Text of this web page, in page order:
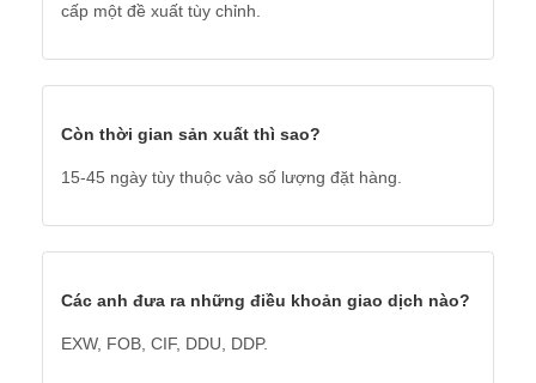
cấp một đề xuất tùy chỉnh.
Còn thời gian sản xuất thì sao?
15-45 ngày tùy thuộc vào số lượng đặt hàng.
Các anh đưa ra những điều khoản giao dịch nào?
EXW, FOB, CIF, DDU, DDP.